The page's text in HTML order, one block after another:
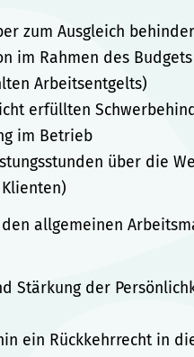
zum Ausgleich
im Rahmen des
Arbeitsentgelts)
erfüllten
im Betrieb
über die
allgemeinen
Stärkung der
ein Rückkehrrecht in